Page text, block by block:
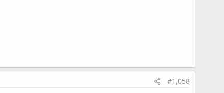
#1,058